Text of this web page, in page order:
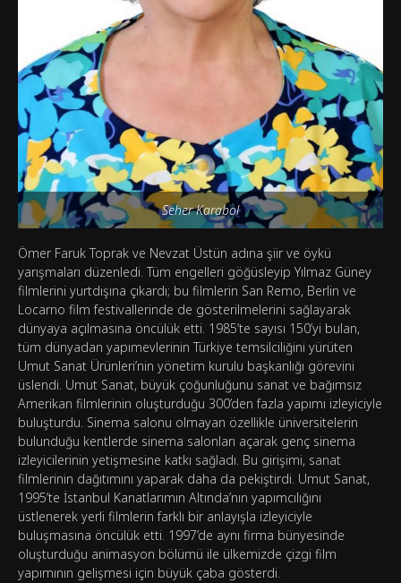
Seher Karabol
Ömer Faruk Toprak ve Nevzat Üstün adına şiir ve öykü
yarışmaları düzenledi. Tüm engelleri göğüsleyip Yılmaz Güney
filmlerini yurtdışına çıkardı; bu filmlerin San Remo, Berlin ve
Locarno film festivallerinde de gösterilmelerini sağlayarak
dünyaya açılmasına öncülük etti. 1985’te sayısı 150’yi bulan,
tüm dünyadan yapımevlerinin Türkiye temsilciliğini yürüten
Umut Sanat Ürünleri’nin yönetim kurulu başkanlığı görevini
üslendi. Umut Sanat, büyük çoğunluğunu sanat ve bağımsız
Amerikan filmlerinin oluşturduğu 300’den fazla yapımı izleyiciyle
buluşturdu. Sinema salonu olmayan özellikle üniversitelerin
bulunduğu kentlerde sinema salonları açarak genç sinema
izleyicilerinin yetişmesine katkı sağladı. Bu girişimi, sanat
filmlerinin dağıtımını yaparak daha da pekiştirdi. Umut Sanat,
1995’te İstanbul Kanatlarımın Altında’nın yapımcılığını
üstlenerek yerli filmlerin farklı bir anlayışla izleyiciyle
buluşmasına öncülük etti. 1997’de aynı firma bünyesinde
oluşturduğu animasyon bölümü ile ülkemizde çizgi film
yapımının gelişmesi için büyük çaba gösterdi.